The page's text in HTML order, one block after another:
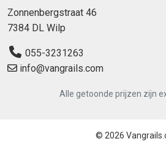
Zonnenbergstraat 46
7384 DL Wilp
055-3231263
info@vangrails.com
Alle getoonde prijzen zijn
© 2026